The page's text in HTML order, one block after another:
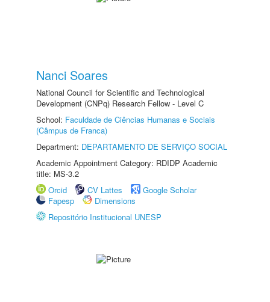
Nanci Soares
National Council for Scientific and Technological
Development (CNPq) Research Fellow - Level C
School: Faculdade de Ciências Humanas e Sociais
(Câmpus de Franca)
Department: DEPARTAMENTO DE SERVIÇO SOCIAL
Academic Appointment Category: RDIDP Academic
title: MS-3.2
Orcid
CV Lattes
Google Scholar
Fapesp
Dimensions
Repositório Institucional UNESP